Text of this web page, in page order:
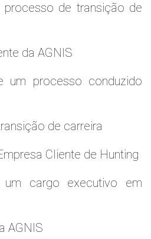
de transição de
da AGNIS
um processo conduzido
de carreira
Cliente de Hunting
cargo executivo em
AGNIS